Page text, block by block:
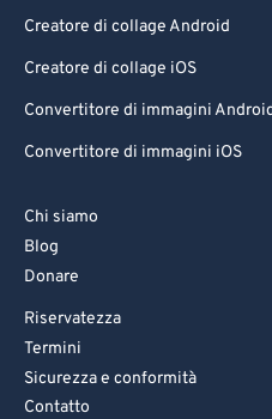
Creatore di collage Android
Creatore di collage iOS
Convertitore di immagini
Convertitore di immagini iOS
Chi siamo
Blog
Donare
Riservatezza
Termini
Sicurezza e conformità
Contatto